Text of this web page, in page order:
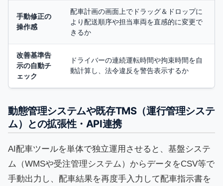
手動修正の
操作感
配車計画の画面上でドラッグ＆ドロップに
より配送順序や担当車両を直感的に変更で
きるか
改善基準告
示の自動チ
ェック
ドライバーの連続運転時間や拘束時間を自
動計算し、法令違反を警告表示するか
動態管理システムや既存TMS（運行管理システ
ム）との拡張性・API連携
AI配車ツールを単体で独立運用させると、基盤システ
ム（WMSや受注管理システム）からデータをCSV等で
手動出力し、配車結果を再度手入力して配車指示書を